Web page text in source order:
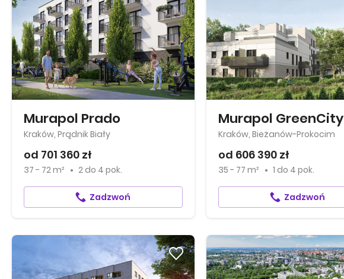
Murapol Prado
Kraków, Prądnik Biały
od 701 360 zł
37 - 72 m² 2 do 4 pok.
Zadzwoń
Murapol GreenCity
Kraków, Bieżanów-Prokocim
od 606 390 zł
35 - 77 m² 1 do 4 pok.
Zadzwoń